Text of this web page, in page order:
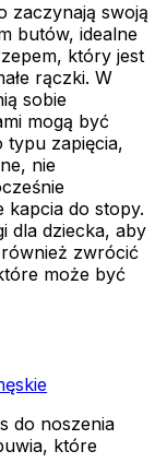
zaczynają swoją
butów, idealne
który jest
rączki. W
sobie
mogą być
typu zapięcia,
nie
kapcia do stopy.
dla dziecka, aby
zwrócić
może być
do noszenia
które